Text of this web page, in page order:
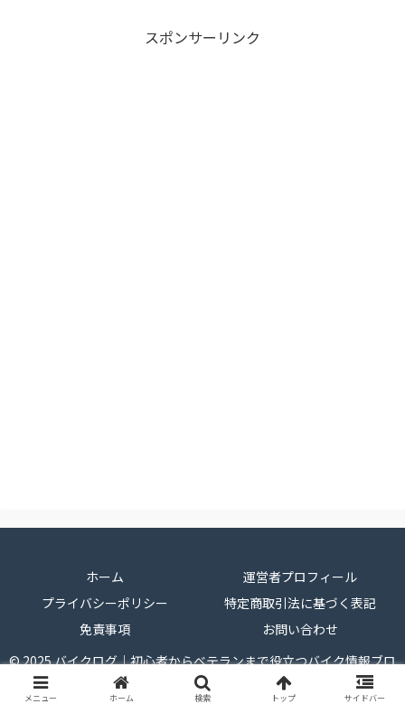
スポンサーリンク
ホーム
運営者プロフィール
プライバシーポリシー
特定商取引法に基づく表記
免責事項
お問い合わせ
© 2025 バイクログ｜初心者からベテランまで役立つバイク情報ブロ
グ.
メニュー ホーム 検索 トップ サイドバー